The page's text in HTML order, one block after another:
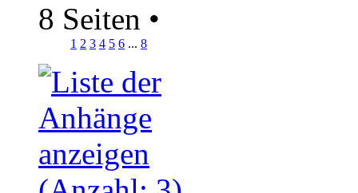
8 Seiten •
1 2 3 4 5 6 ... 8